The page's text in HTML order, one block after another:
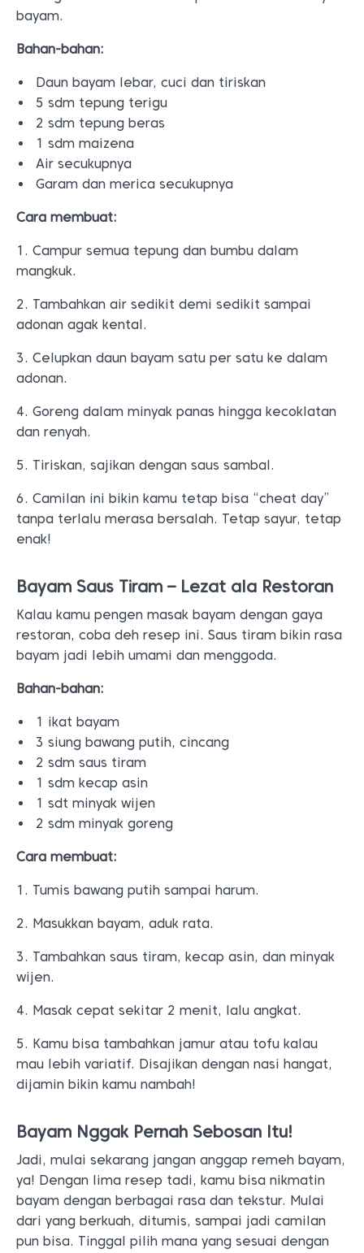
bayam.
Bahan-bahan:
Daun bayam lebar, cuci dan tiriskan
5 sdm tepung terigu
2 sdm tepung beras
1 sdm maizena
Air secukupnya
Garam dan merica secukupnya
Cara membuat:
1. Campur semua tepung dan bumbu dalam
mangkuk.
2. Tambahkan air sedikit demi sedikit sampai
adonan agak kental.
3. Celupkan daun bayam satu per satu ke dalam
adonan.
4. Goreng dalam minyak panas hingga kecoklatan
dan renyah.
5. Tiriskan, sajikan dengan saus sambal.
6. Camilan ini bikin kamu tetap bisa “cheat day”
tanpa terlalu merasa bersalah. Tetap sayur, tetap
enak!
Bayam Saus Tiram – Lezat ala Restoran
Kalau kamu pengen masak bayam dengan gaya
restoran, coba deh resep ini. Saus tiram bikin rasa
bayam jadi lebih umami dan menggoda.
Bahan-bahan:
1 ikat bayam
3 siung bawang putih, cincang
2 sdm saus tiram
1 sdm kecap asin
1 sdt minyak wijen
2 sdm minyak goreng
Cara membuat:
1. Tumis bawang putih sampai harum.
2. Masukkan bayam, aduk rata.
3. Tambahkan saus tiram, kecap asin, dan minyak
wijen.
4. Masak cepat sekitar 2 menit, lalu angkat.
5. Kamu bisa tambahkan jamur atau tofu kalau
mau lebih variatif. Disajikan dengan nasi hangat,
dijamin bikin kamu nambah!
Bayam Nggak Pernah Sebosan Itu!
Jadi, mulai sekarang jangan anggap remeh bayam,
ya! Dengan lima resep tadi, kamu bisa nikmatin
bayam dengan berbagai rasa dan tekstur. Mulai
dari yang berkuah, ditumis, sampai jadi camilan
pun bisa. Tinggal pilih mana yang sesuai dengan